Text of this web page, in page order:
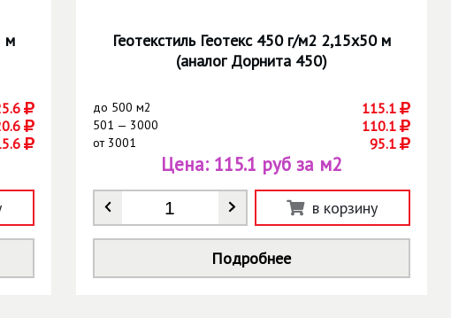
м
Геотекстиль Геотекс 450 г/м2 2,15х50 м
(аналог Дорнита 450)
до 500 м2 115.1
501 — 3000 110.1
от3001 95.1
Количество *
Цена: 115.1 руб за м2
в корзину
Подробнее